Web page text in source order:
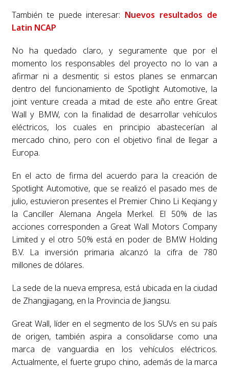
También te puede interesar: Nuevos resultados de
Latin NCAP
No ha quedado claro, y seguramente que por el
momento los responsables del proyecto no lo van a
afirmar ni a desmentir, si estos planes se enmarcan
dentro del funcionamiento de Spotlight Automotive, la
joint venture creada a mitad de este año entre Great
Wall y BMW, con la finalidad de desarrollar vehículos
eléctricos, los cuales en principio abastecerían al
mercado chino, pero con el objetivo final de llegar a
Europa.
En el acto de firma del acuerdo para la creación de
Spotlight Automotive, que se realizó el pasado mes de
julio, estuvieron presentes el Premier Chino Li Keqiang y
la Canciller Alemana Angela Merkel. El 50% de las
acciones corresponden a Great Wall Motors Company
Limited y el otro 50% está en poder de BMW Holding
B.V. La inversión primaria alcanzó la cifra de 780
millones de dólares.
La sede de la nueva empresa, está ubicada en la ciudad
de Zhangjiagang, en la Provincia de Jiangsu.
Great Wall, líder en el segmento de los SUVs en su país
de origen, también aspira a consolidarse como una
marca de vanguardia en los vehículos eléctricos.
Actualmente, el fuerte grupo chino, además de la marca